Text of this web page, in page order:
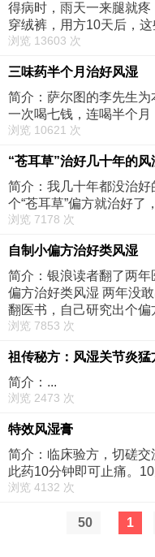
得病时，雨天一来腿就
穿绒裤，用方10天后，
浏览 13603 次
三味药半个月治好风湿
简介：萨尔图的李先生为
一次喝七钱，连喝半个月
浏览 10621 次
“苍耳草”治好几十年的
简介：我几十年都没治
个“苍耳草”偏方就治好了
浏览 7178 次
自制小偏方治好类风湿
简介：银浪读者翻了两
偏方治好类风湿 两年没
翻医书，自己研究出个
浏览 7853 次
祖传秘方：风湿关节炎猛
简介：...
浏览 2473 次
特效风湿膏
简介：临床验方，切磋
此药10分钟即可止痛。
浏览 4132 次
50 1